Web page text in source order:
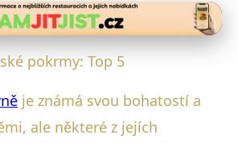
speciality
bavorských
čtení · Autor: Luboš Steiner
pokrmy: Top 5
je známá svou bohatostí a
ale některé z jejích